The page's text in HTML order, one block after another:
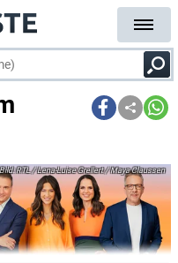
RTL / Lena-Luise Grellert / Maya Claussen